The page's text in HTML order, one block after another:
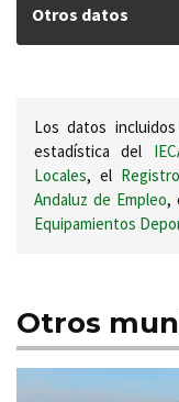
Otros datos
Los datos
estadística del
Locales, el
Andaluz de Empleo,
Equipamientos
Otros